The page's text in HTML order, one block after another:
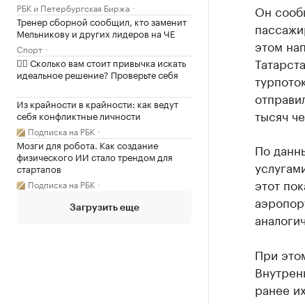
РБК и Петербургская Биржа
Тренер сборной сообщил, кто заменит
Мельникову и других лидеров на ЧЕ
Спорт
✍🏻 Сколько вам стоит привычка искать
идеальное решение? Проверьте себя
Из крайности в крайности: как ведут
себя конфликтные личности
Подписка на РБК
Мозги для робота. Как создание
физического ИИ стало трендом для
стартапов
Подписка на РБК
Загрузить еще
Он
этом
тысяч
По
этот
При
ранее